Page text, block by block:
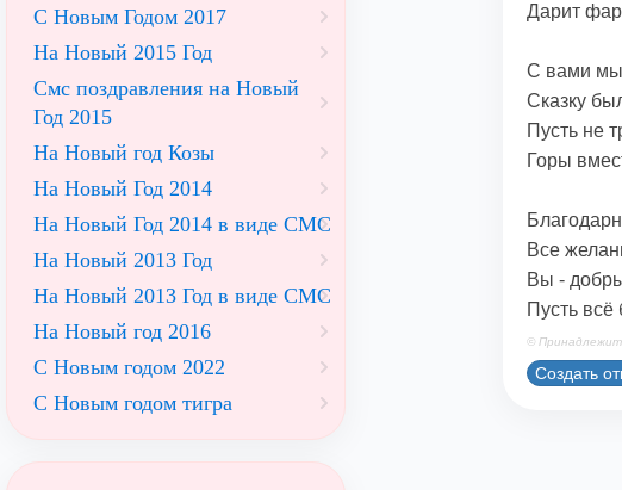
Дарит
С вами мы
Сказку
Пусть не
Горы
Все
Вы -
Пусть всё
© Принадлежит
Создать
С Новым Годом 2017
На Новый 2015 Год
Смс поздравления на Новый
Год 2015
На Новый год Козы
На Новый Год 2014
На Новый Год 2014 в виде СМС
На Новый 2013 Год
На Новый 2013 Год в виде СМС
На Новый год 2016
С Новым годом 2022
С Новым годом тигра